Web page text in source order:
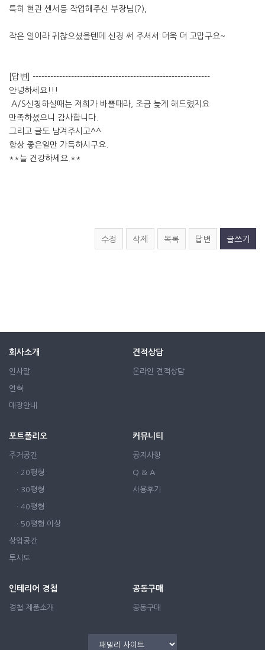
특히 현관 센서등 작업해주신 부장님(?),
작은 일이라 귀찮으셨을텐데 신경 써 주셔서 더욱 더 고맙구요~
[답변] ------------------------------------------------------------
안녕하세요!!!
A/S신청하실때는 저희가 바쁠때라, 조금 늦게 해드렸지요
만족하셨으니 감사합니다.
그리고 글도 남겨주시고^^
항상 좋은일만 가득하시구요.
**늘 건강하세요.**
수정 삭제 목록 답변 글쓰기
회사소개
인사말
연혁
매장안내
견적상담
온라인 견적상담
포트폴리오
주거공간
· 20평형
· 30평형
· 40평형
· 50평형 이상
상업공간
투시도
커뮤니티
공지사항
Q & A
사용후기
인테리어 경첩
경첩 제품소개
공동구매
공동구매